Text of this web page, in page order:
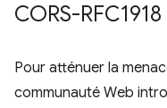
CORS-RFC1918
Pour atténuer la
communauté Web